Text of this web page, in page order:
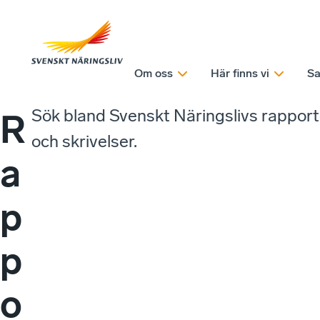
Om oss Här finns vi
R
a
p
p
o
Sök bland Svenskt Näringslivs
och skrivelser.